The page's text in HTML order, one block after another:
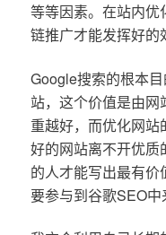
等等因素。在站内
链推广才能发挥好的
Google搜索的根本
站，这个价值是由
重越好，而优化网站
好的网站离不开优质
的人才能写出最有
要参与到谷歌SEO中